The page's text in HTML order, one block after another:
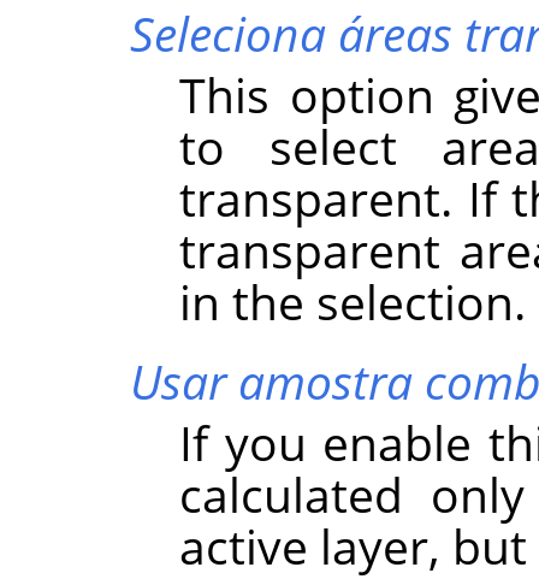
Seleciona áreas
This option
to select
transparent. If
transparent
in the selection.
Usar amostra
If you enable
calculated
active layer,